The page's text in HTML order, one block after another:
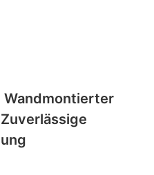
Wandmontierter